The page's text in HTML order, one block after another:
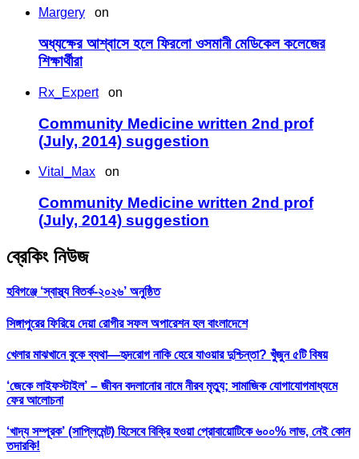
Margery on
অধ্যক্ষের আশ্বাসে হলে ফিরলো ওসমানী মেডিকেল কলেজের
শিক্ষার্থীরা
Rx_Experton
Community Medicine written 2nd prof
(July, 2014) suggestion
Vital_Max on
Community Medicine written 2nd prof
(July, 2014) suggestion
ব্রেকিং নিউজ
হবিগঞ্জে ‘স্বাস্থ্য বিতর্ক-২০২৬’ অনুষ্ঠিত
সিঙ্গাপুরের ফিরিয়ে দেয়া রোগীর সফল অপারেশন হল বাংলাদেশে
খেলার মাঝখানে বুকে ব্যথা—হৃদরোগ নাকি হেরে যাওয়ার দুশ্চিন্তা? খুঁজুন ৫টি বিষয়
‘জেকে লাইফস্টাইল’ – জীবন বদলানোর নামে নীরব মৃত্যু; সামাজিক যোগাযোগমাধ্যমে
ফের আলোচনা
‘খাদ্য সম্পূরক’ (সাপ্লিমেন্ট) হিসেবে বিক্রি হওয়া প্রোবায়োটিকে ৬০০% লাভ, নেই কোন
তদারকি!